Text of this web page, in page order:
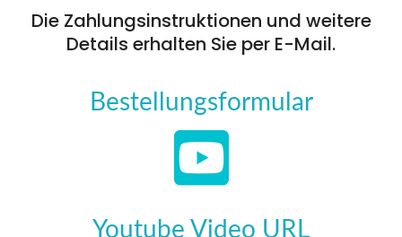
Die Zahlungsinstruktionen und weitere
Details erhalten Sie per E-Mail.
Bestellungsformular
Youtube Video URL